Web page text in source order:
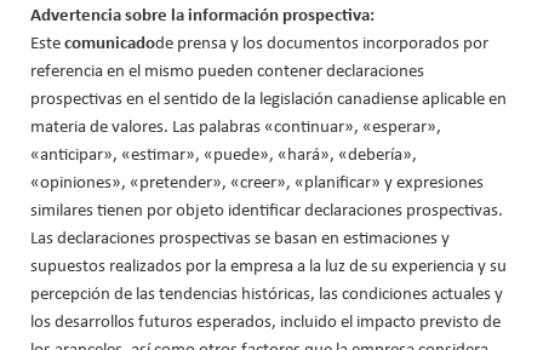
Advertencia sobre la información prospectiva:
Estecomunicadode prensa y los documentos incorporados por
referencia en el mismo pueden contener declaraciones
prospectivas en el sentido de la legislación canadiense aplicable en
materia de valores. Las palabras «continuar», «esperar»,
«anticipar», «estimar», «puede», «hará», «debería»,
«opiniones», «pretender», «creer», «planificar» y expresiones
similares tienen por objeto identificar declaraciones prospectivas.
Las declaraciones prospectivas se basan en estimaciones y
supuestos realizados por la empresa a la luz de su experiencia y su
percepción de las tendencias históricas, las condiciones actuales y
los desarrollos futuros esperados, incluido el impacto previsto de